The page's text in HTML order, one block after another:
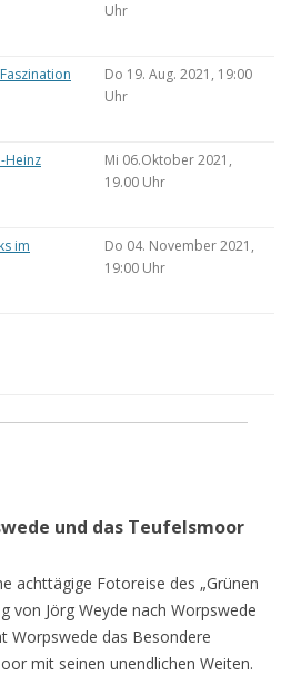
Uhr
Do 19. Aug. 2021, 19:00
Uhr
Heinz
Mi 06.Oktober 2021,
19.00 Uhr
im
Do 04. November 2021,
19:00 Uhr
und das Teufelsmoor
achttägige Fotoreise des „Grünen
von Jörg Weyde nach Worpswede
Worpswede das Besondere
mit seinen unendlichen Weiten.